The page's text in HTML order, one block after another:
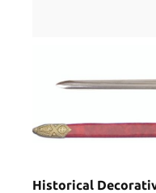
Historical